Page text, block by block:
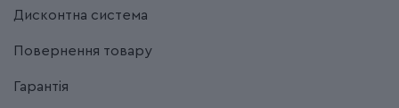
Дисконтна система
Повернення товару
Гарантія